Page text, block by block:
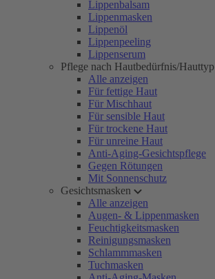
Lippenbalsam
Lippenmasken
Lippenöl
Lippenpeeling
Lippenserum
Pflege nach Hautbedürfnis/Hauttyp
Alle anzeigen
Für fettige Haut
Für Mischhaut
Für sensible Haut
Für trockene Haut
Für unreine Haut
Anti-Aging-Gesichtspflege
Gegen Rötungen
Mit Sonnenschutz
Gesichtsmasken
Alle anzeigen
Augen- & Lippenmasken
Feuchtigkeitsmasken
Reinigungsmasken
Schlammmasken
Tuchmasken